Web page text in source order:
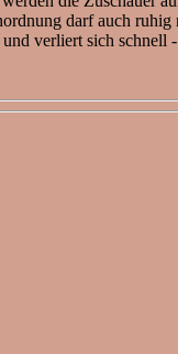
darf auch
und verliert sich schnell